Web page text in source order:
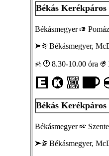
Békás
Békásmegyer Pomáz
Békásmegyer,
8.30-10.00 óra
Békás
Békásmegyer
Békásmegyer,